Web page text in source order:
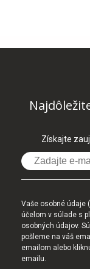
Získajte
Vaše osobné údaje
účelom v súlade s
osobných údajov.
pošleme na váš
emailom alebo
emailu.